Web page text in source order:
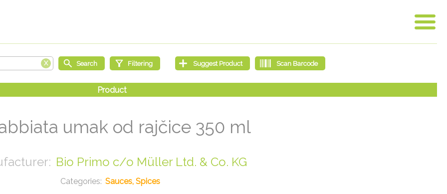
umak od rajčice 350 ml
Bio Primo c/o Müller Ltd. & Co. KG
Sauces, Spices